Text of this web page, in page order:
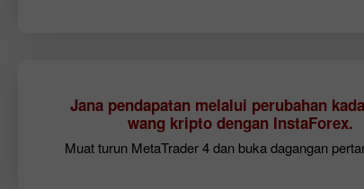
Jana pendapatan melalui perubahan
wang kripto dengan InstaForex.
Muat turun MetaTrader 4 dan buka dagangan